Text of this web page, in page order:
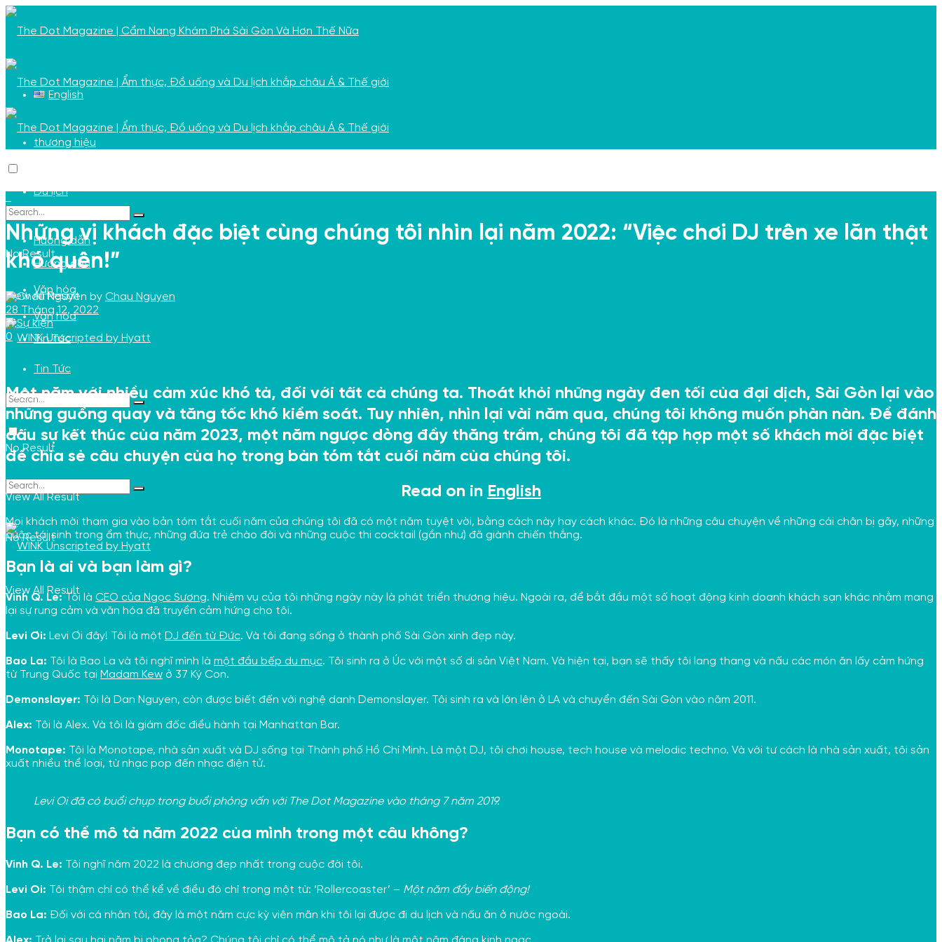
English
Du lịch
Hướng dẫn
Văn hóa
Tin Tức
No Result
View All Result
thương hiệu
Du lịch
Hướng dẫn
Văn hóa
Tin Tức
No Result
View All Result
No Result
View All Result
Những vị khách đặc biệt cùng chúng tôi nhìn lại năm 2022: “Việc chơi DJ trên xe lăn thật
khó quên!”
by Chau Nguyen
28 Tháng 12, 2022
in Sự kiện
0
Một năm với nhiều cảm xúc khó tả, đối với tất cả chúng ta. Thoát khỏi những ngày đen tối của đại dịch, Sài Gòn lại vào
những guồng quay và tăng tốc khó kiểm soát. Tuy nhiên, nhìn lại vài năm qua, chúng tôi không muốn phàn nàn. Để đánh
dấu sự kết thúc của năm 2023, một năm ngược dòng đầy thăng trầm, chúng tôi đã tập hợp một số khách mời đặc biệt
để chia sẻ câu chuyện của họ trong bản tóm tắt cuối năm của chúng tôi.
Read on in English
Mọi khách mời tham gia vào bản tóm tắt cuối năm của chúng tôi đã có một năm tuyệt vời, bằng cách này hay cách khác. Đó là những câu chuyện về những cái chân bị gãy, những
cuộc tái sinh trong ẩm thực, những đứa trẻ chào đời và những cuộc thi cocktail (gần như) đã giành chiến thắng.
Bạn là ai và bạn làm gì?
Vinh Q. Le: Tôi là CEO của Ngọc Sương. Nhiệm vụ của tôi những ngày này là phát triển thương hiệu. Ngoài ra, để bắt đầu một số hoạt động kinh doanh khách sạn khác nhằm mang
lại sự rung cảm và văn hóa đã truyền cảm hứng cho tôi.
Levi Ơi: Levi Ơi đây! Tôi là một DJ đến từ Đức. Và tôi đang sống ở thành phố Sài Gòn xinh đẹp này.
Bao La: Tôi là Bao La và tôi nghĩ mình là một đầu bếp du mục. Tôi sinh ra ở Úc với một số di sản Việt Nam. Và hiện tại, bạn sẽ thấy tôi lang thang và nấu các món ăn lấy cảm hứng
từ Trung Quốc tại Madam Kew ở 37 Ký Con.
Demonslayer: Tôi là Dan Nguyen, còn được biết đến với nghệ danh Demonslayer. Tôi sinh ra và lớn lên ở LA và chuyển đến Sài Gòn vào năm 2011.
Alex: Tôi là Alex. Và tôi là giám đốc điều hành tại Manhattan Bar.
Monotape: Tôi là Monotape, nhà sản xuất và DJ sống tại Thành phố Hồ Chí Minh. Là một DJ, tôi chơi house, tech house và melodic techno. Và với tư cách là nhà sản xuất, tôi sản
xuất nhiều thể loại, từ nhạc pop đến nhạc điện tử.
Levi Oi đã có buổi chụp trong buổi phỏng vấn với The Dot Magazine vào tháng 7 năm 2019.
Bạn có thể mô tả năm 2022 của mình trong một câu không?
Vinh Q. Le: Tôi nghĩ năm 2022 là chương đẹp nhất trong cuộc đời tôi.
Levi Oi: Tôi thậm chí có thể kể về điều đó chỉ trong một từ: ‘Rollercoaster’ – Một năm đầy biến động!
Bao La: Đối với cá nhân tôi, đây là một năm cực kỳ viên mãn khi tôi lại được đi du lịch và nấu ăn ở nước ngoài.